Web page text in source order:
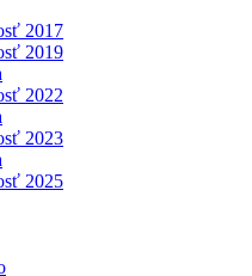
2017
2019
2022
2023
2025